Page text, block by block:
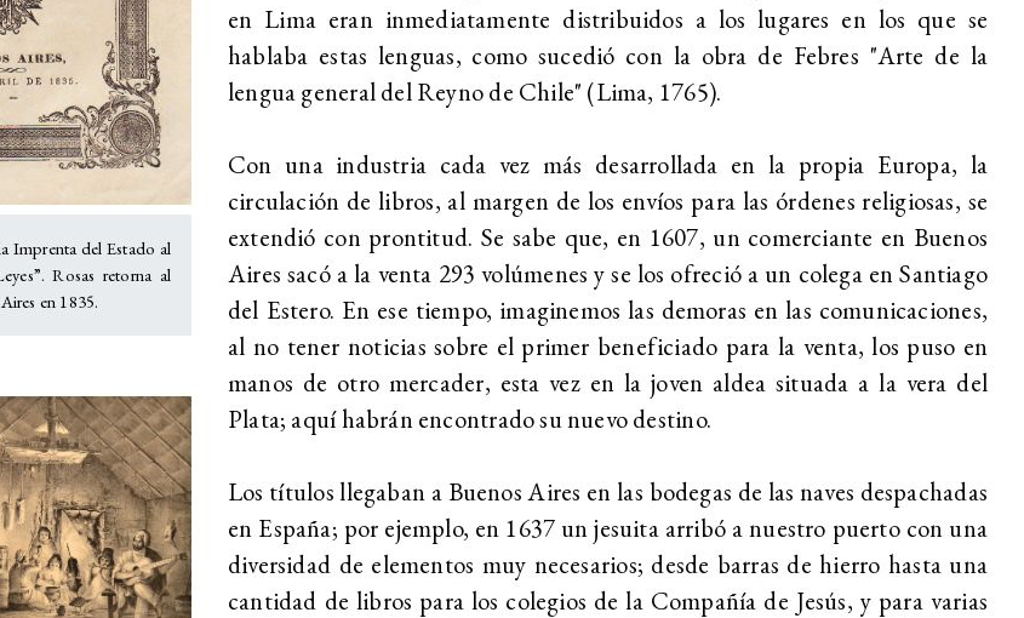
Imprenta del Estado al
Rosas retorna al
en 1835.
en Lima eran inmediatamente distribuidos a los lugares en los que se
hablaba estas lenguas, como sucedió con la obra de Febres "Arte de la
lengua general del Reyno de Chile" (Lima, 1765).
Con una industria cada vez más desarrollada en la propia Europa, la
circulación de libros, al margen de los envíos para las órdenes religiosas, se
extendió con prontitud. Se sabe que, en 1607, un comerciante en Buenos
Aires sacó a la venta 293 volúmenes y se los ofreció a un colega en Santiago
del Estero. En ese tiempo, imaginemos las demoras en las comunicaciones,
al no tener noticias sobre el primer beneficiado para la venta, los puso en
manos de otro mercader, esta vez en la joven aldea situada a la vera del
Plata; aquí habrán encontrado su nuevo destino.
Los títulos llegaban a Buenos Aires en las bodegas de las naves despachadas
en España; por ejemplo, en 1637 un jesuita arribó a nuestro puerto con una
diversidad de elementos muy necesarios; desde barras de hierro hasta una
cantidad de libros para los colegios de la Compañía de Jesús, y para varias